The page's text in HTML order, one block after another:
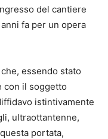
del cantiere
fa per un opera
essendo stato
con il soggetto
istintivamente
ultraottantenne,
portata,